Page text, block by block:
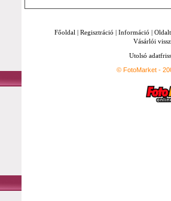
Főoldal | Regisztráció | Információ |
Vásárlói
Utolsó
© FotoMarket -